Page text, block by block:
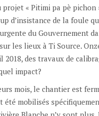
« Pitimi pa pè pichon
d’insistance de la foule
du Gouvernement
les lieux à Ti Source.
2018, des travaux de
impact?
mois, le chantier est
été mobilisés